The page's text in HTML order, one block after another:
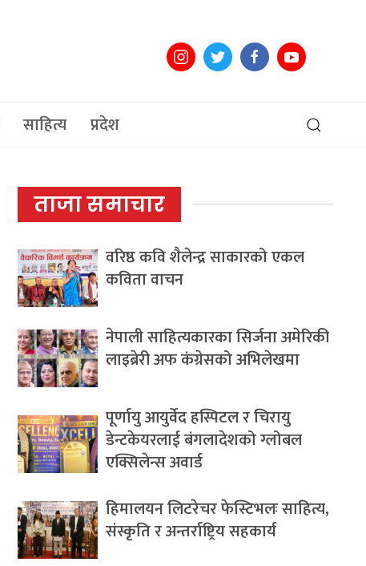
साहित्य प्रदेश
ताजा समाचार
वरिष्ठ कवि शैलेन्द्र साकारको एकल
कविता वाचन
नेपाली साहित्यकारका सिर्जना अमेरिकी
लाइब्रेरी अफ कंग्रेसको अभिलेखमा
पूर्णायु आयुर्वेद हस्पिटल र चिरायु
डेन्टकेयरलाई बंगलादेशको ग्लोबल
एक्सिलेन्स अवार्ड
हिमालयन लिटरेचर फेस्टिभलः साहित्य,
संस्कृति र अन्तर्राष्ट्रिय सहकार्य